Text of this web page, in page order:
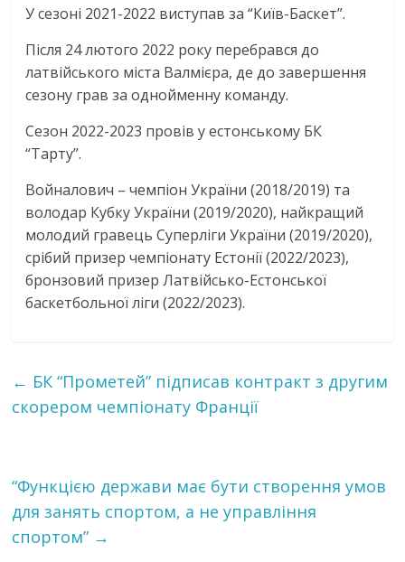
У сезоні 2021-2022 виступав за “Київ-Баскет”.
Після 24 лютого 2022 року перебрався до
латвійського міста Валмiєра, де до завершення
сезону грав за однойменну команду.
Сезон 2022-2023 провів у естонському БК
“Тарту”.
Войналович – чемпіон України (2018/2019) та
володар Кубку України (2019/2020), найкращий
молодий гравець Суперлiги України (2019/2020),
срiбий призер чемпіонату Естонiї (2022/2023),
бронзовий призер Латвiйсько-Естонської
баскетбольної лiги (2022/2023).
← БК “Прометей” підписав контракт з другим
скорером чемпіонату Франції
“Функцією держави має бути створення умов
для занять спортом, а не управління
спортом” →